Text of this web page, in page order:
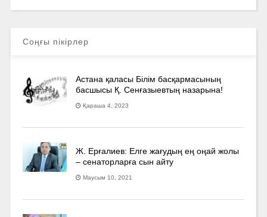
Соңғы пікірлер
Астана қаласы Білім басқармасының
басшысы Қ. Сенғазыевтың назарына!
Қараша 4, 2023
Ж. Ерғалиев: Елге жағудың ең оңай жолы
– сенаторларға сын айту
Маусым 10, 2021